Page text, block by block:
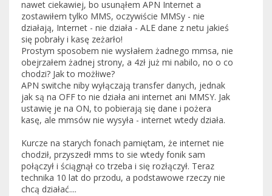
nawet ciekawiej, bo usunąłem APN Internet a
zostawiłem tylko MMS, oczywiście MMSy - nie
działają, Internet - nie działa - ALE dane z netu jakieś
się pobrały i kasę zeżarło!
Prostym sposobem nie wysłałem żadnego mmsa, nie
obejrzałem żadnej strony, a 4zł już mi nabilo, no o co
chodzi? Jak to możłiwe?
APN switche niby wyłączają transfer danych, jednak
jak są na OFF to nie działa ani internet ani MMSY. Jak
ustawię je na ON, to pobierają się dane i pożera
kasę, ale mmsów nie wysyła - internet wtedy działa.
Kurcze na starych fonach pamiętam, że internet nie
chodził, przyszedł mms to sie wtedy fonik sam
połączył i ściągnął co trzeba i się rozłączył. Teraz
technika 10 lat do przodu, a podstawowe rzeczy nie
chcą działać....